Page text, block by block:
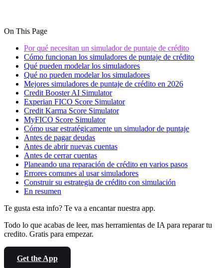
On This Page
Por qué necesitan un simulador de puntaje de crédito
Cómo funcionan los simuladores de puntaje de crédito
Qué pueden modelar los simuladores
Qué no pueden modelar los simuladores
Mejores simuladores de puntaje de crédito en 2026
Credit Booster AI Simulator
Experian FICO Score Simulator
Credit Karma Score Simulator
MyFICO Score Simulator
Cómo usar estratégicamente un simulador de puntaje
Antes de pagar deudas
Antes de abrir nuevas cuentas
Antes de cerrar cuentas
Planeando una reparación de crédito en varios pasos
Errores comunes al usar simuladores
Construir su estrategia de crédito con simulación
En resumen
Te gusta esta info? Te va a encantar nuestra app.
Todo lo que acabas de leer, mas herramientas de IA para reparar tu
credito. Gratis para empezar.
Get the App